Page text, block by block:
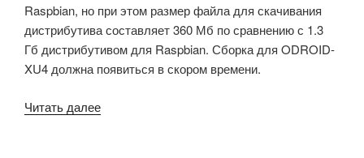
Raspbian, но при этом размер файла для скачивания
дистрибутива составляет 360 Мб по сравнению с 1.3
Гб дистрибутивом для Raspbian. Сборка для ODROID-
XU4 должна появиться в скором времени.
Читать далее«Quirky